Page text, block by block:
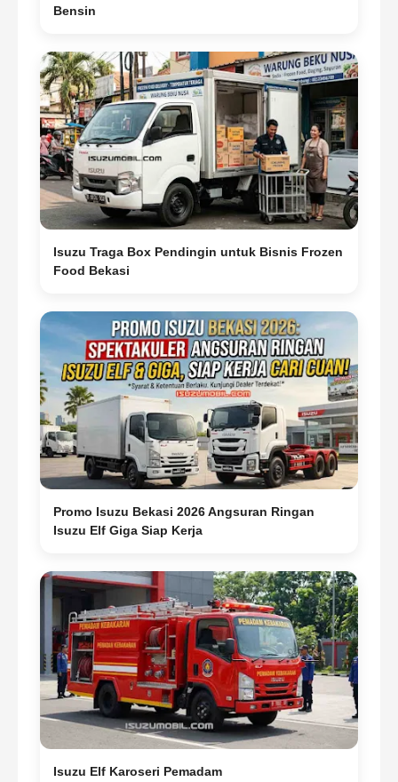
Bensin
Isuzu Traga Box Pendingin untuk Bisnis Frozen
Food Bekasi
Promo Isuzu Bekasi 2026 Angsuran Ringan
Isuzu Elf Giga Siap Kerja
Isuzu Elf Karoseri Pemadam